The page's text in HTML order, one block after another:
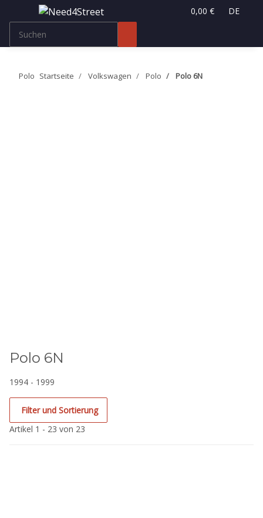
0,00 € DE
Polo Startseite Volkswagen Polo Polo 6N
Polo 6N
1994 - 1999
Filter und Sortierung
Artikel 1 - 23 von 23